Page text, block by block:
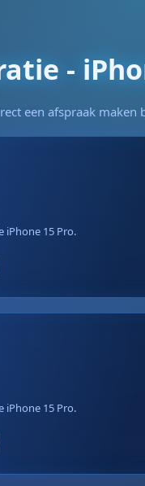
-
een afspraak maken
iPhone 15 Pro.
iPhone 15 Pro.